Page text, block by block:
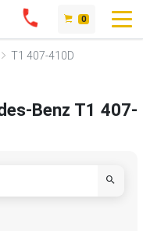
0
T1 407-410D
Benz T1 407-